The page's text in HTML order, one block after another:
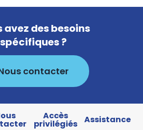
avez des besoins
spécifiques ?
contacter
Accès
privilégiés Assistance